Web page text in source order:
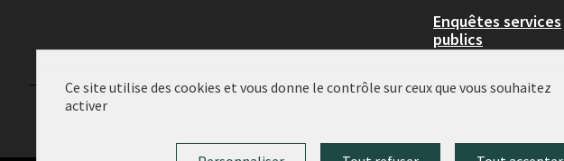
Enquêtes services
publics
Ce site utilise des cookies et vous donne le contrôle sur ceux que vous souhaitez
activer